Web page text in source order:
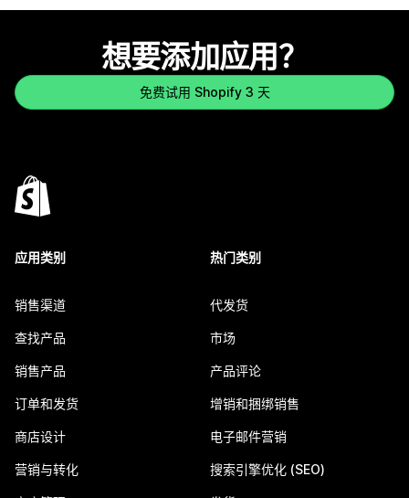
想要添加应用？
免费试用 Shopify 3 天
应用类别
销售渠道
查找产品
销售产品
订单和发货
商店设计
营销与转化
热门类别
代发货
市场
产品评论
增销和捆绑销售
电子邮件营销
搜索引擎优化 (SEO)